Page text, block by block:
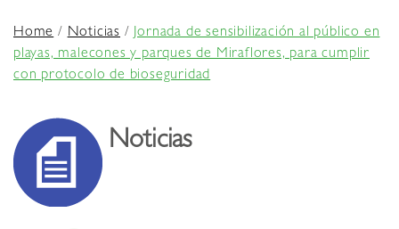
Home/Noticias / Jornada de sensibilización al público en
playas, malecones y parques de Miraflores, para cumplir
con protocolo de bioseguridad
Noticias